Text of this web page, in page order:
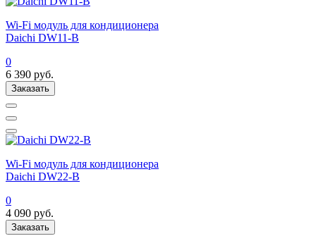
Wi-Fi модуль для кондиционера
Daichi DW11-B
0
6 390 руб.
Заказать
Wi-Fi модуль для кондиционера
Daichi DW22-B
0
4 090 руб.
Заказать